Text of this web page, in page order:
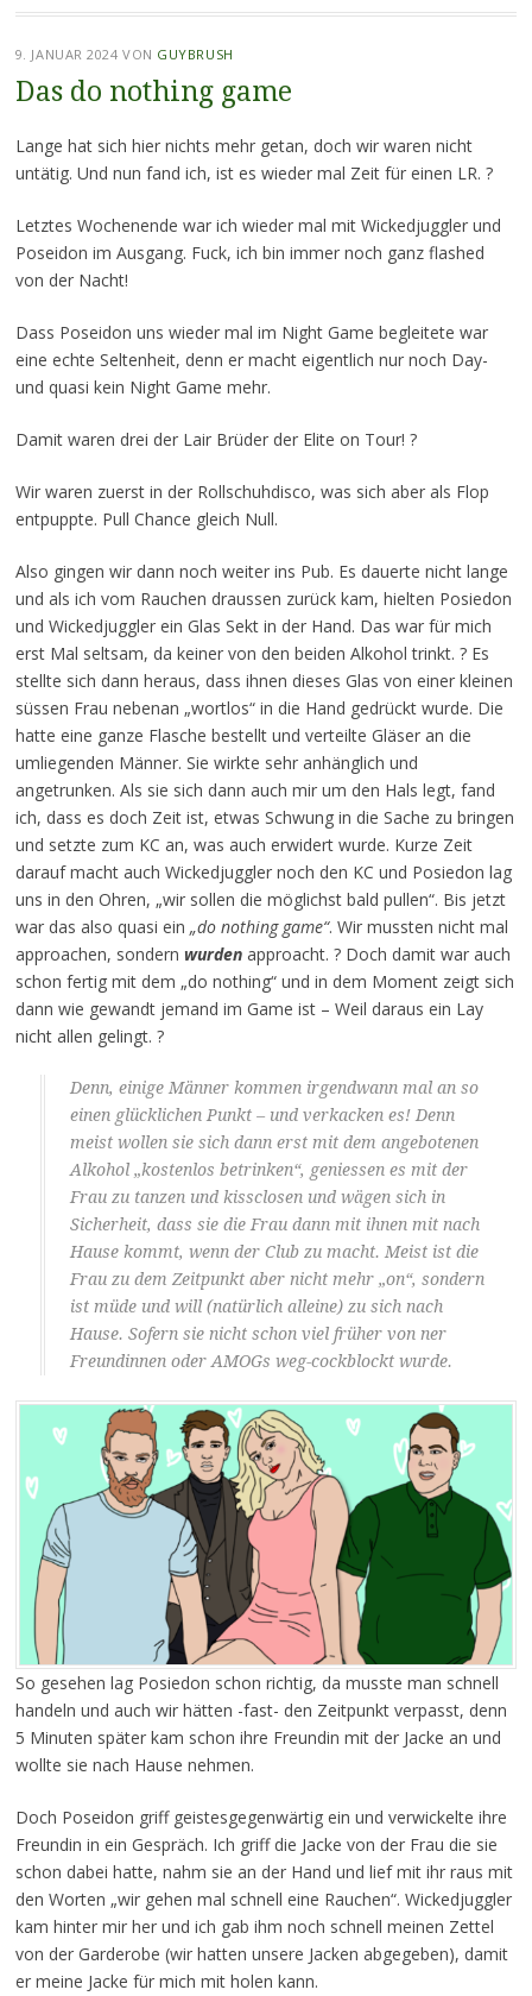
9. JANUAR 2024 VON GUYBRUSH
Das do nothing game
Lange hat sich hier nichts mehr getan, doch wir waren nicht
untätig. Und nun fand ich, ist es wieder mal Zeit für einen LR. ?
Letztes Wochenende war ich wieder mal mit Wickedjuggler und
Poseidon im Ausgang. Fuck, ich bin immer noch ganz flashed
von der Nacht!
Dass Poseidon uns wieder mal im Night Game begleitete war
eine echte Seltenheit, denn er macht eigentlich nur noch Day-
und quasi kein Night Game mehr.
Damit waren drei der Lair Brüder der Elite on Tour! ?
Wir waren zuerst in der Rollschuhdisco, was sich aber als Flop
entpuppte. Pull Chance gleich Null.
Also gingen wir dann noch weiter ins Pub. Es dauerte nicht lange
und als ich vom Rauchen draussen zurück kam, hielten Posiedon
und Wickedjuggler ein Glas Sekt in der Hand. Das war für mich
erst Mal seltsam, da keiner von den beiden Alkohol trinkt. ? Es
stellte sich dann heraus, dass ihnen dieses Glas von einer kleinen
süssen Frau nebenan „wortlos“ in die Hand gedrückt wurde. Die
hatte eine ganze Flasche bestellt und verteilte Gläser an die
umliegenden Männer. Sie wirkte sehr anhänglich und
angetrunken. Als sie sich dann auch mir um den Hals legt, fand
ich, dass es doch Zeit ist, etwas Schwung in die Sache zu bringen
und setzte zum KC an, was auch erwidert wurde. Kurze Zeit
darauf macht auch Wickedjuggler noch den KC und Posiedon lag
uns in den Ohren, „wir sollen die möglichst bald pullen“. Bis jetzt
war das also quasi ein „do nothing game“. Wir mussten nicht mal
approachen, sondern wurdenapproacht. ? Doch damit war auch
schon fertig mit dem „do nothing“ und in dem Moment zeigt sich
dann wie gewandt jemand im Game ist – Weil daraus ein Lay
nicht allen gelingt. ?
Denn, einige Männer kommen irgendwann mal an so
einen glücklichen Punkt – und verkacken es! Denn
meist wollen sie sich dann erst mit dem angebotenen
Alkohol „kostenlos betrinken“, geniessen es mit der
Frau zu tanzen und kissclosen und wägen sich in
Sicherheit, dass sie die Frau dann mit ihnen mit nach
Hause kommt, wenn der Club zu macht. Meist ist die
Frau zu dem Zeitpunkt aber nicht mehr „on“, sondern
ist müde und will (natürlich alleine) zu sich nach
Hause. Sofern sie nicht schon viel früher von ner
Freundinnen oder AMOGs weg-cockblockt wurde.
So gesehen lag Posiedon schon richtig, da musste man schnell
handeln und auch wir hätten -fast- den Zeitpunkt verpasst, denn
5 Minuten später kam schon ihre Freundin mit der Jacke an und
wollte sie nach Hause nehmen.
Doch Poseidon griff geistesgegenwärtig ein und verwickelte ihre
Freundin in ein Gespräch. Ich griff die Jacke von der Frau die sie
schon dabei hatte, nahm sie an der Hand und lief mit ihr raus mit
den Worten „wir gehen mal schnell eine Rauchen“. Wickedjuggler
kam hinter mir her und ich gab ihm noch schnell meinen Zettel
von der Garderobe (wir hatten unsere Jacken abgegeben), damit
er meine Jacke für mich mit holen kann.